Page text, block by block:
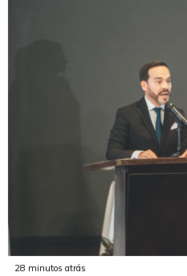
28 minutos atrás